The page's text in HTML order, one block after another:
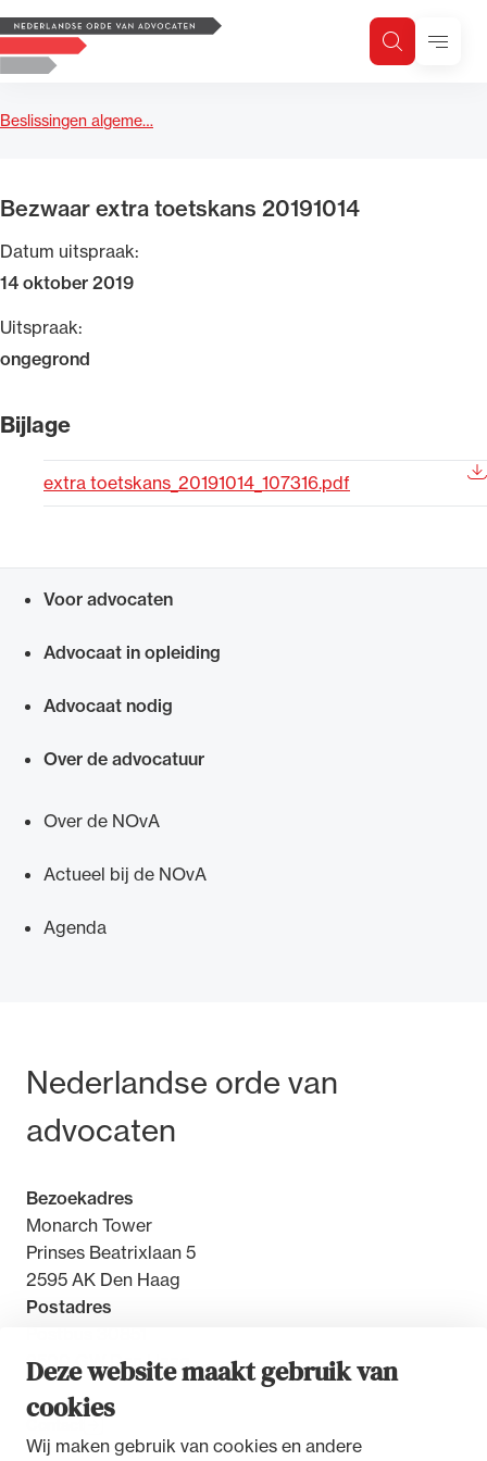
Deze website maakt gebruik van
cookies
Wij maken gebruik van cookies en andere
Logo, to the homepage
ZoekenMenu
Beslissingen algeme…
Bezwaar extra toetskans 20191014
Datum uitspraak:
14 oktober 2019
Uitspraak:
ongegrond
Bijlage
extra toetskans_20191014_107316.pdf
Voor advocaten
Advocaat in opleiding
Advocaat nodig
Over de advocatuur
Over de NOvA
Actueel bij de NOvA
Agenda
Bezoek- en postadres
Nederlandse orde van
advocaten
Bezoekadres
Monarch Tower
Prinses Beatrixlaan 5
2595 AK Den Haag
Postadres
2500 GW Den Haag
Zoeken
Zoek op trefwoord
advocatuur (Roda).
beroepsuitoefening: van de advocatenpas tot
geheimhoudernummers.